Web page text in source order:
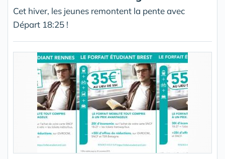
Cet hiver, les jeunes remontent la pente avec
Départ 18:25 !